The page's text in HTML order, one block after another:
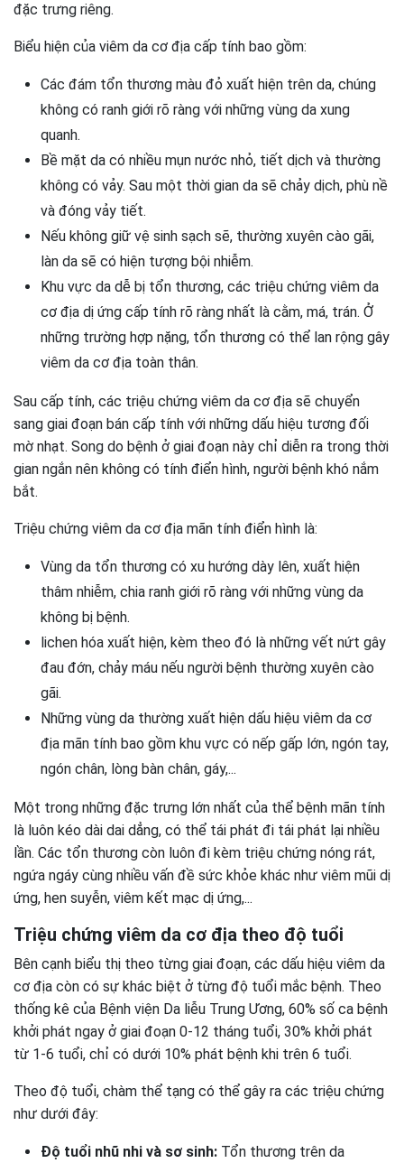
đặc trưng riêng.
Biểu hiện của viêm da cơ địa cấp tính bao gồm:
Các đám tổn thương màu đỏ xuất hiện trên da, chúng
không có ranh giới rõ ràng với những vùng da xung
quanh.
Bề mặt da có nhiều mụn nước nhỏ, tiết dịch và thường
không có vảy. Sau một thời gian da sẽ chảy dịch, phù nề
và đóng vảy tiết.
Nếu không giữ vệ sinh sạch sẽ, thường xuyên cào gãi,
làn da sẽ có hiện tượng bội nhiễm.
Khu vực da dễ bị tổn thương, các triệu chứng viêm da
cơ địa dị ứng cấp tính rõ ràng nhất là cằm, má, trán. Ở
những trường hợp nặng, tổn thương có thể lan rộng gây
viêm da cơ địa toàn thân.
Sau cấp tính, các triệu chứng viêm da cơ địa sẽ chuyển
sang giai đoạn bán cấp tính với những dấu hiệu tương đối
mờ nhạt. Song do bệnh ở giai đoạn này chỉ diễn ra trong thời
gian ngắn nên không có tính điển hình, người bệnh khó nắm
bắt.
Triệu chứng viêm da cơ địa mãn tính điển hình là:
Vùng da tổn thương có xu hướng dày lên, xuất hiện
thâm nhiễm, chia ranh giới rõ ràng với những vùng da
không bị bệnh.
lichen hóa xuất hiện, kèm theo đó là những vết nứt gây
đau đớn, chảy máu nếu người bệnh thường xuyên cào
gãi.
Những vùng da thường xuất hiện dấu hiệu viêm da cơ
địa mãn tính bao gồm khu vực có nếp gấp lớn, ngón tay,
ngón chân, lòng bàn chân, gáy,...
Một trong những đặc trưng lớn nhất của thể bệnh mãn tính
là luôn kéo dài dai dẳng, có thể tái phát đi tái phát lại nhiều
lần. Các tổn thương còn luôn đi kèm triệu chứng nóng rát,
ngứa ngáy cùng nhiều vấn đề sức khỏe khác như viêm mũi dị
ứng, hen suyễn, viêm kết mạc dị ứng,...
Triệu chứng viêm da cơ địa theo độ tuổi
Bên cạnh biểu thị theo từng giai đoạn, các dấu hiệu viêm da
cơ địa còn có sự khác biệt ở từng độ tuổi mắc bệnh. Theo
thống kê của Bệnh viện Da liễu Trung Ương, 60% số ca bệnh
khởi phát ngay ở giai đoạn 0-12 tháng tuổi, 30% khởi phát
từ 1-6 tuổi, chỉ có dưới 10% phát bệnh khi trên 6 tuổi.
Theo độ tuổi, chàm thể tạng có thể gây ra các triệu chứng
như dưới đây:
Độ tuổi nhũ nhi và sơ sinh: Tổn thương trên da